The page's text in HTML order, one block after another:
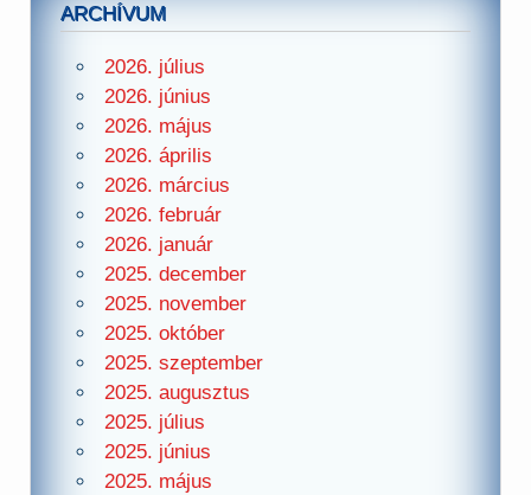
ARCHÍVUM
2026. július
2026. június
2026. május
2026. április
2026. március
2026. február
2026. január
2025. december
2025. november
2025. október
2025. szeptember
2025. augusztus
2025. július
2025. június
2025. május